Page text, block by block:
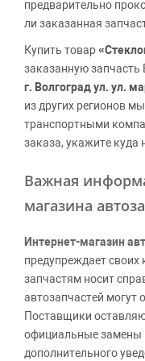
предварительно
ли заказанная
Купить товар
заказанную
г. Волгоград ул. ул.
из других регионов
транспортными
заказа, укажите куда
Важная
магазина
Интернет-магазин
предупреждает
запчастям носит
автозапчастей могут
Поставщики
официальные замены
дополнительного